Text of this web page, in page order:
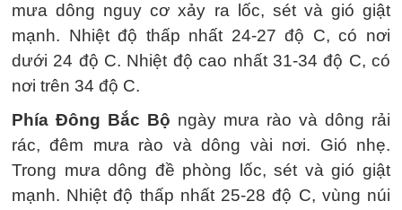
mưa dông nguy cơ xảy ra lốc, sét và gió giật
mạnh. Nhiệt độ thấp nhất 24-27 độ C, có nơi
dưới 24 độ C. Nhiệt độ cao nhất 31-34 độ C, có
nơi trên 34 độ C.
Phía Đông Bắc Bộ ngày mưa rào và dông rải
rác, đêm mưa rào và dông vài nơi. Gió nhẹ.
Trong mưa dông đề phòng lốc, sét và gió giật
mạnh. Nhiệt độ thấp nhất 25-28 độ C, vùng núi